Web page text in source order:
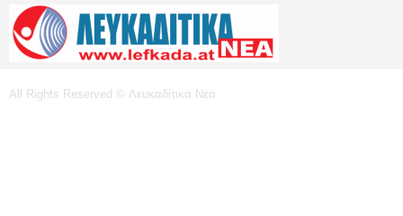
All Rights Reserved © Λευκαδίτικα Νέα